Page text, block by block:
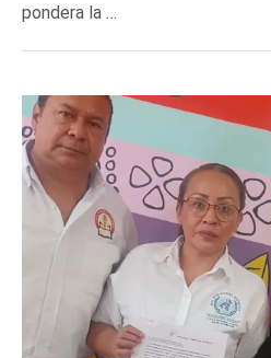
pondera la …